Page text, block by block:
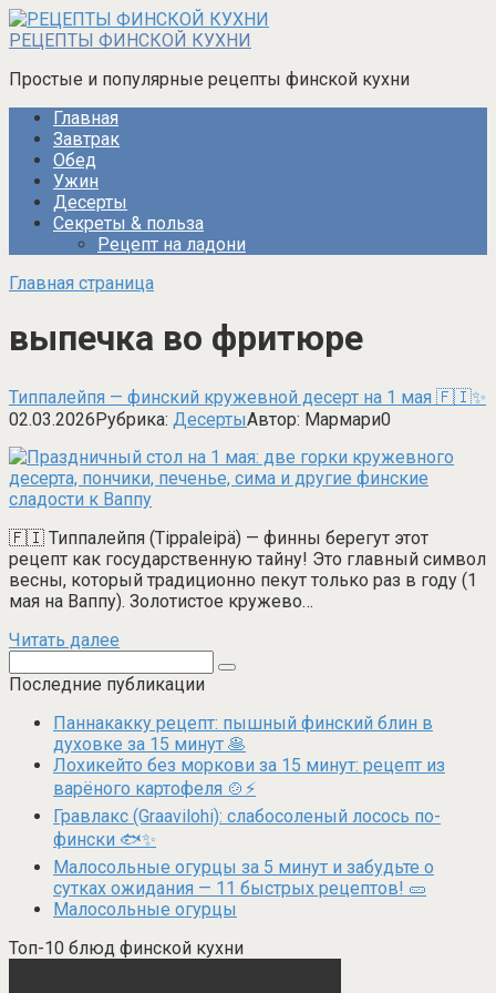
Перейти
к
РЕЦЕПТЫ ФИНСКОЙ КУХНИ
Простые и популярные рецепты финской кухни
Главная
Завтрак
Обед
Ужин
Десерты
Секреты & польза
Рецепт на ладони
Главная страница
выпечка во фритюре
Типпалейпя — финский кружевной десерт на 1 мая 🇫🇮️✨
02.03.2026Рубрика: ДесертыАвтор: Мармари0
🇫🇮 Типпалейпя (Tippaleipä) — финны берегут этот
рецепт как государственную тайну! Это главный символ
весны, который традиционно пекут только раз в году (1
мая на Ваппу). Золотистое кружево…
Читать далее
Последние публикации
Паннакакку рецепт: пышный финский блин в
духовке за 15 минут 🥞
Лохикейто без моркови за 15 минут: рецепт из
варёного картофеля 🍲⚡
Гравлакс (Graavilohi): слабосоленый лосось по-
фински 🐟✨
Малосольные огурцы за 5 минут и забудьте о
сутках ожидания — 11 быстрых рецептов! 🥒
Малосольные огурцы
Топ-10 блюд финской кухни